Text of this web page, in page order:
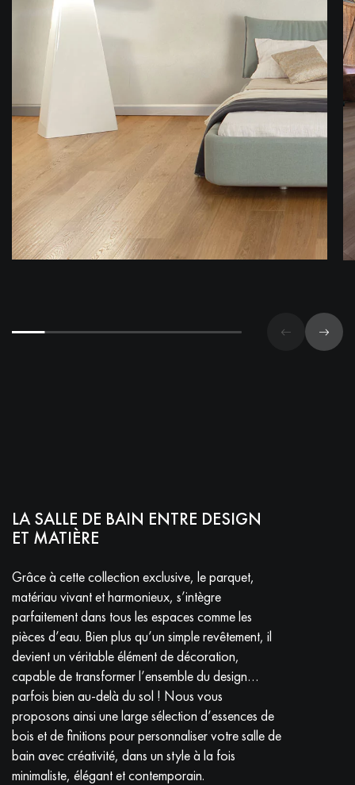
LA SALLE DE BAIN ENTRE DESIGN
ET MATIÈRE
Grâce à cette collection exclusive, le parquet,
matériau vivant et harmonieux, s’intègre
parfaitement dans tous les espaces comme les
pièces d’eau. Bien plus qu’un simple revêtement, il
devient un véritable élément de décoration,
capable de transformer l’ensemble du design…
parfois bien au-delà du sol ! Nous vous
proposons ainsi une large sélection d’essences de
bois et de finitions pour personnaliser votre salle de
bain avec créativité, dans un style à la fois
minimaliste, élégant et contemporain.